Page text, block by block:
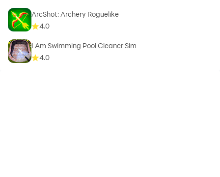
ArcShot: Archery Roguelike
4.0
I Am Swimming Pool Cleaner Sim
4.0